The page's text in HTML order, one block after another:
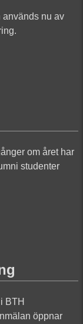
nu av
om året har
studenter
BTH
öppnar